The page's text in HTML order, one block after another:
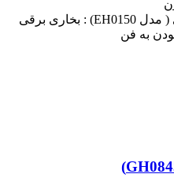
مشخصات فنی بخاری برقی انرژی ( مدل EH0150) : بخاری برقی
به فن